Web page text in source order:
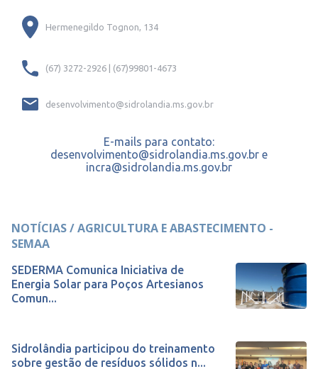
Hermenegildo Tognon, 134
(67) 3272-2926 | (67)99801-4673
desenvolvimento@sidrolandia.ms.gov.br
E-mails para contato:
desenvolvimento@sidrolandia.ms.gov.br e
incra@sidrolandia.ms.gov.br
NOTÍCIAS / AGRICULTURA E ABASTECIMENTO -
SEMAA
SEDERMA Comunica Iniciativa de
Energia Solar para Poços Artesianos
Comun...
Sidrolândia participou do treinamento
sobre gestão de resíduos sólidos n...